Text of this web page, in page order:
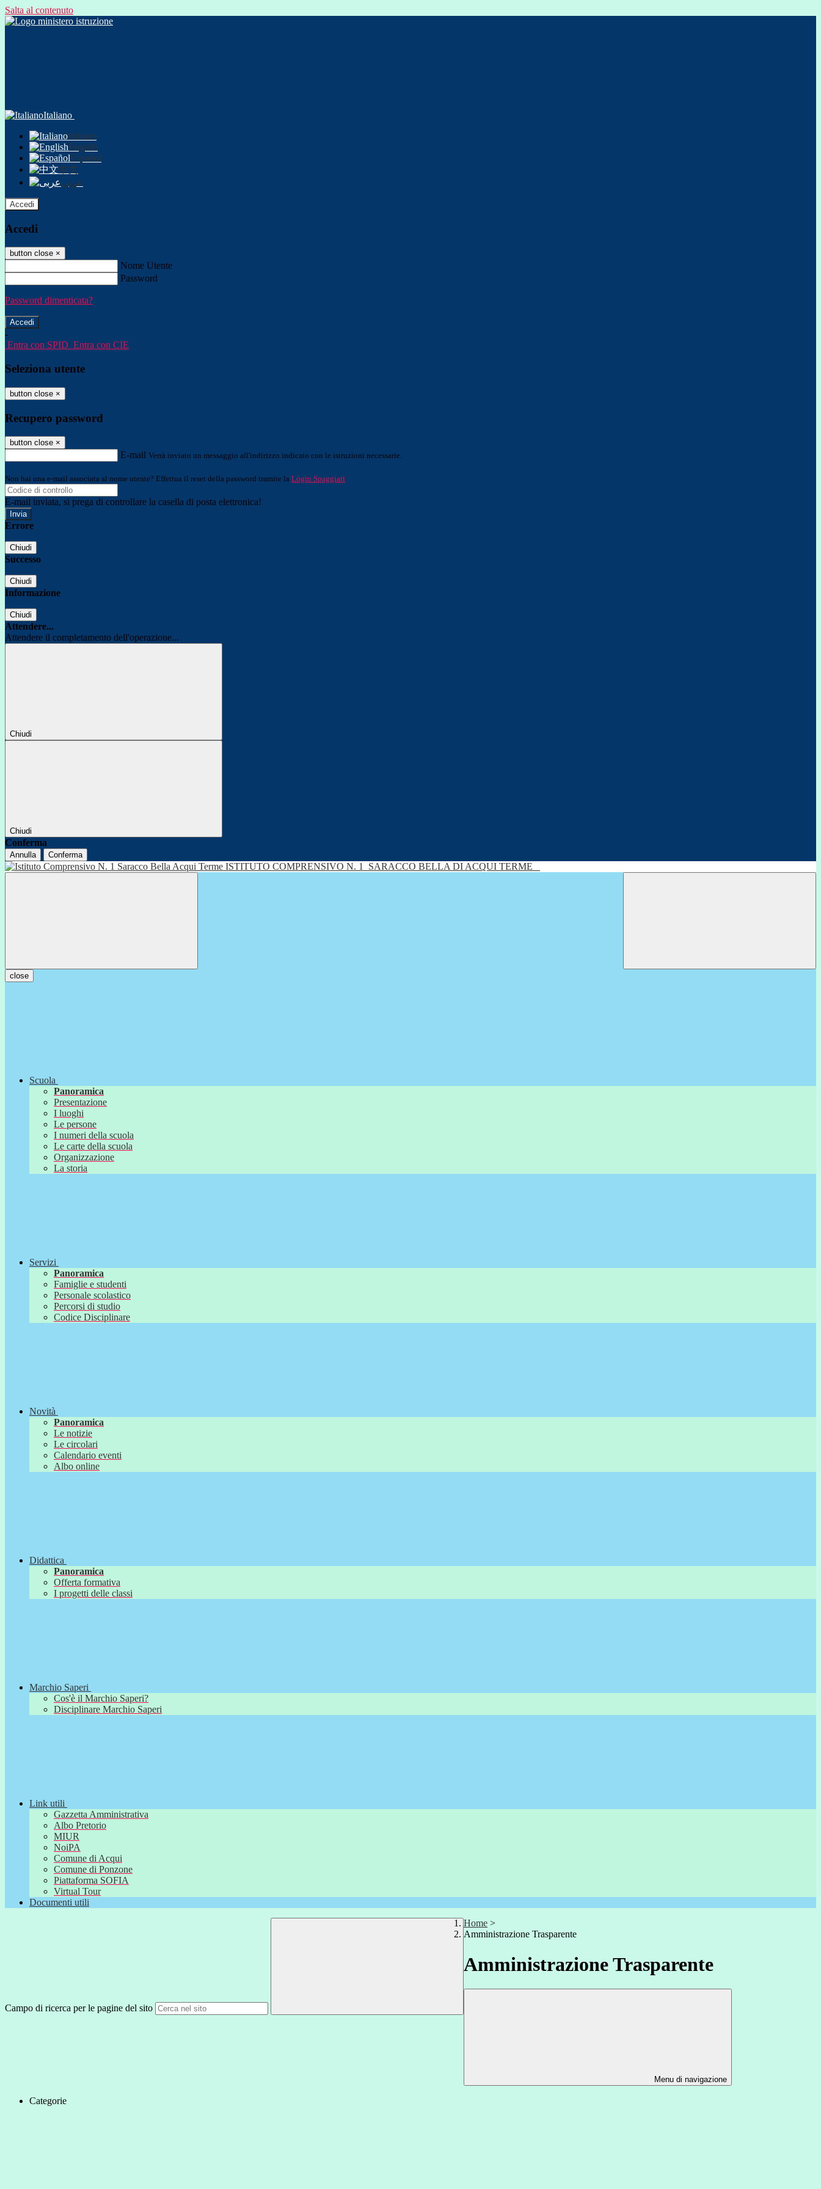
Salta al contenuto
Italiano
Italiano
English
Español
中文
عربى
Accedi
Accedi
button close ×
Nome Utente
Password
Password dimenticata?
-
Entra con SPID Entra con CIE
Seleziona utente
button close ×
Recupero password
button close ×
E-mail Verrà inviato un messaggio all'indirizzo indicato con le istruzioni necessarie.
Non hai una e-mail associata al nome utente? Effettua il reset della password tramite la Login Spaggiari
E-mail inviata, si prega di controllare la casella di posta elettronica!
Errore
Chiudi
Successo
Chiudi
Informazione
Chiudi
Attendere...
Attendere il completamento dell'operazione...
Chiudi
Chiudi
Conferma
Annulla Conferma
ISTITUTO COMPRENSIVO N. 1 SARACCO BELLA DI ACQUI TERME
close
Scuola
Panoramica
Presentazione
I luoghi
Le persone
I numeri della scuola
Le carte della scuola
Organizzazione
La storia
Servizi
Panoramica
Famiglie e studenti
Personale scolastico
Percorsi di studio
Codice Disciplinare
Novità
Panoramica
Le notizie
Le circolari
Calendario eventi
Albo online
Didattica
Panoramica
Offerta formativa
I progetti delle classi
Marchio Saperi
Cos'è il Marchio Saperi?
Disciplinare Marchio Saperi
Link utili
Gazzetta Amministrativa
Albo Pretorio
MIUR
NoiPA
Comune di Acqui
Comune di Ponzone
Piattaforma SOFIA
Virtual Tour
Documenti utili
Campo di ricerca per le pagine del sito
Home >
Amministrazione Trasparente
Amministrazione Trasparente
Menu di navigazione
Categorie